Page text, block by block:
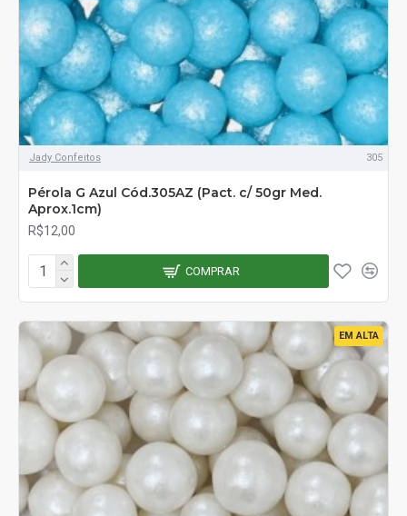
Jady Confeitos 305
Pérola G Azul Cód.305AZ (Pact. c/ 50gr Med.
Aprox.1cm)
R$12,00
COMPRAR
EM ALTA